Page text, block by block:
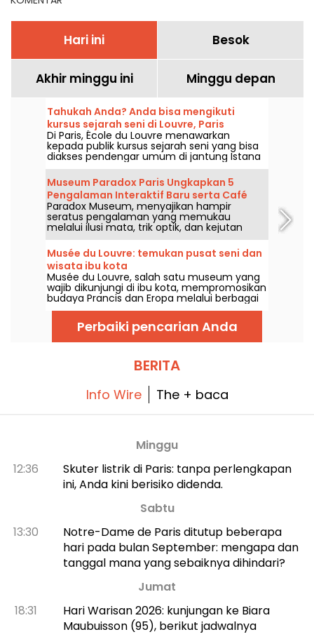
Hari ini Besok
Akhir minggu ini Minggu depan
Tahukah Anda? Anda bisa mengikuti
kursus sejarah seni di Louvre, Paris
Di Paris, École du Louvre menawarkan
kepada publik kursus sejarah seni yang bisa
diakses pendengar umum di jantung Istana
Louvre setiap tahunnya, dari September
hingga Juni. Ceramah-ceramah gratis juga
diselenggarakan secara berkala oleh
museum. Sejumlah acara ini bisa bikin siapa
saja makin jago soal sejarah seni!
Museum Paradox Paris Ungkapkan 5
Pengalaman Interaktif Baru serta Café
Hans & Gretel
Paradox Museum, menyajikan hampir
seratus pengalaman yang memukau
melalui ilusi mata, trik optik, dan kejutan
sensori yang akan menanti Anda di Paris.
Anda pasti akan menyukai sensasi tertipu
dan mengabadikan foto-foto surreal yang
unik. Lima pengalaman imersif terbaru telah
ditambahkan ke dalam perjalanan ini,
saatnya menguji ketajaman indra Anda! Dan
sebagai bonus, sebuah kafe baru yang super
lezat, Hans & Gretel, siap memanjakan lidah
Anda dan menarik perhatian.
Musée du Louvre: temukan pusat seni dan
wisata ibu kota
Musée du Louvre, salah satu museum yang
wajib dikunjungi di ibu kota, mempromosikan
budaya Prancis dan Eropa melalui berbagai
mahakarya yang dipamerkan, terbukti
dengan 8 juta pengunjung per tahun yang
datang untuk menikmati senyuman Mona
Lisa atau semangat Liberty yang memandu
sejarah, di mana seni telah berkembang
selama dua abad, dan wajib dikunjungi jika
Perbaiki pencarian Anda
BERITA
Info Wire The + baca
Minggu
12:36
Skuter listrik di Paris: tanpa perlengkapan
ini, Anda kini berisiko didenda.
Sabtu
13:30
Notre-Dame de Paris ditutup beberapa
hari pada bulan September: mengapa dan
tanggal mana yang sebaiknya dihindari?
Jumat
18:31
Hari Warisan 2026: kunjungan ke Biara
Maubuisson (95), berikut jadwalnya